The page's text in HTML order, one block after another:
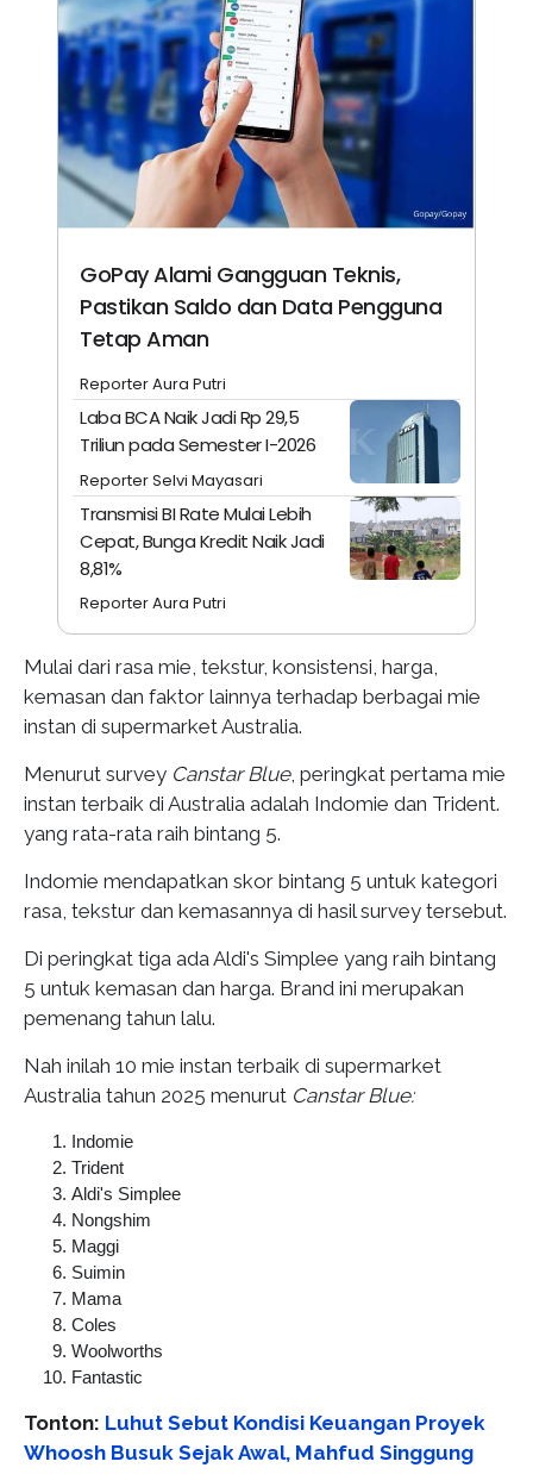
GoPay Alami Gangguan Teknis,
Pastikan Saldo dan Data Pengguna
Tetap Aman
Reporter Aura Putri
Laba BCA Naik Jadi Rp 29,5
Triliun pada Semester I-2026
Reporter Selvi Mayasari
Transmisi BI Rate Mulai Lebih
Cepat, Bunga Kredit Naik Jadi
8,81%
Reporter Aura Putri
Mulai dari rasa mie, tekstur, konsistensi, harga,
kemasan dan faktor lainnya terhadap berbagai mie
instan di supermarket Australia.
Menurut survey Canstar Blue, peringkat pertama mie
instan terbaik di Australia adalah Indomie dan Trident.
yang rata-rata raih bintang 5.
Indomie mendapatkan skor bintang 5 untuk kategori
rasa, tekstur dan kemasannya di hasil survey tersebut.
Di peringkat tiga ada Aldi's Simplee yang raih bintang
5 untuk kemasan dan harga. Brand ini merupakan
pemenang tahun lalu.
Nah inilah 10 mie instan terbaik di supermarket
Australia tahun 2025 menurut Canstar Blue:
Indomie
Trident
Aldi's Simplee
Nongshim
Maggi
Suimin
Mama
Coles
Woolworths
Fantastic
Tonton: Luhut Sebut Kondisi Keuangan Proyek
Whoosh Busuk Sejak Awal, Mahfud Singgung